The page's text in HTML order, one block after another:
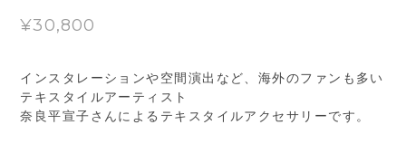
¥30,800
インスタレーションや空間演出など、海外のファンも多い
テキスタイルアーティスト
奈良平宣子さんによるテキスタイルアクセサリーです。